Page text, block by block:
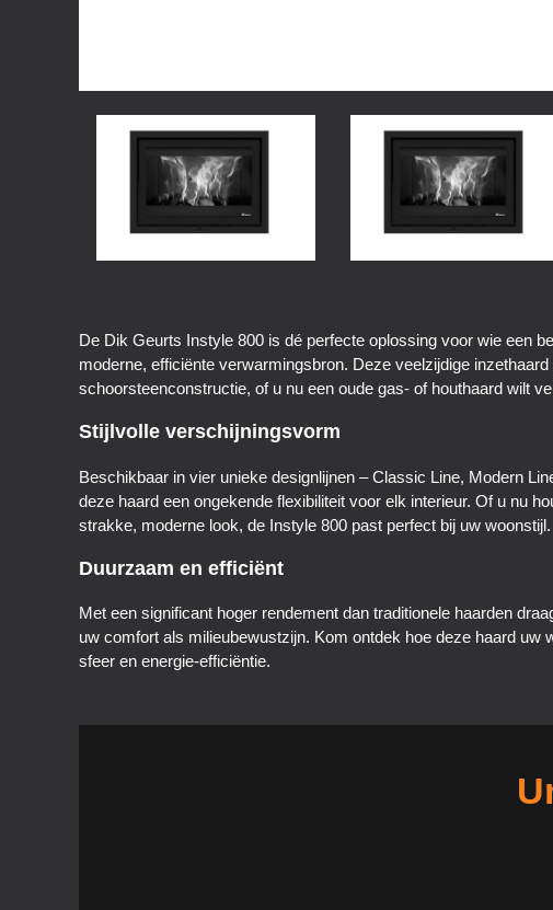
De Dik Geurts Instyle 800 is dé perfecte oplossing voor wie een
moderne, efficiënte verwarmingsbron. Deze veelzijdige
schoorsteenconstructie, of u nu een oude gas- of houthaard wilt
Stijlvolle verschijningsvorm
Beschikbaar in vier unieke designlijnen – Classic Line, Modern
deze haard een ongekende flexibiliteit voor elk interieur. Of u nu
strakke, moderne look, de Instyle 800 past perfect bij uw woonstijl.
Duurzaam en efficiënt
Met een significant hoger rendement dan traditionele haarden
uw comfort als milieubewustzijn. Kom ontdek hoe deze haard uw
sfeer en energie-efficiëntie.